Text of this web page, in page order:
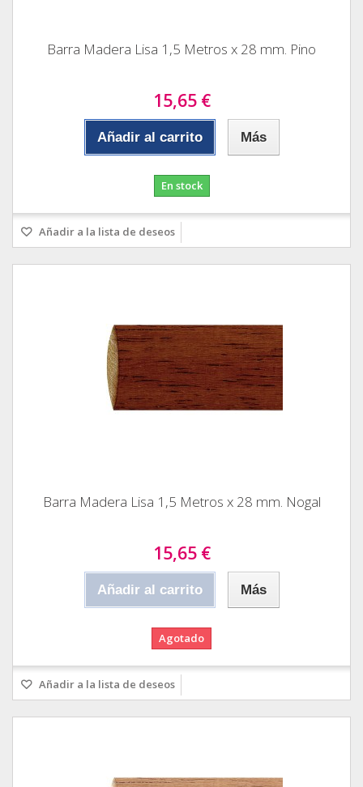
Barra Madera Lisa 1,5 Metros x 28 mm. Pino
15,65 €
Añadir al carrito Más
En stock
Añadir a la lista de deseos
Barra Madera Lisa 1,5 Metros x 28 mm. Nogal
15,65 €
Añadir al carrito Más
Agotado
Añadir a la lista de deseos